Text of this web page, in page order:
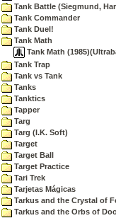
Tank Battle (Siegmund,
Tank Commander
Tank Duel!
Tank Math
Tank Math
Tank Trap
Tank vs Tank
Tanks
Tanktics
Tapper
Targ
Targ (I.K. Soft)
Target
Target Ball
Target Practice
Tari Trek
Tarjetas Mágicas
Tarkus and the Crystal of
Tarkus and the Orbs of